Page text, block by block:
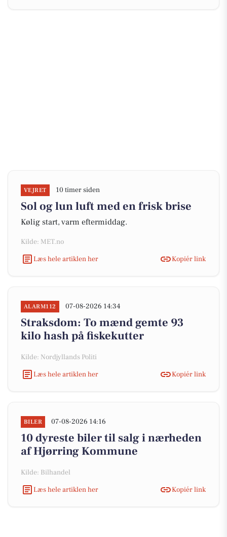
VEJRET 10 timer siden
Sol og lun luft med en frisk brise
Kølig start, varm eftermiddag.
Kilde: MET.no
Læs hele artiklen her
Kopiér link
ALARM112 07-08-2026 14:34
Straksdom: To mænd gemte 93
kilo hash på fiskekutter
Kilde: Nordjyllands Politi
Læs hele artiklen her
Kopiér link
BILER 07-08-2026 14:16
10 dyreste biler til salg i nærheden
af Hjørring Kommune
Kilde: Bilhandel
Læs hele artiklen her
Kopiér link